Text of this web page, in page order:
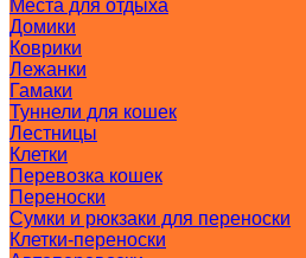
Места для отдыха
Домики
Коврики
Лежанки
Гамаки
Туннели для кошек
Лестницы
Клетки
Перевозка кошек
Переноски
Сумки и рюкзаки для переноски
Клетки-переноски